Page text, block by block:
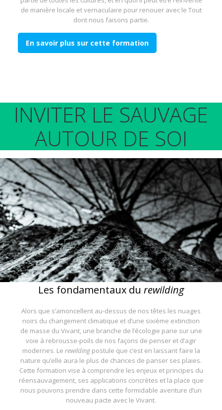
de manière locale et vernaculaire pour renouer avec le Tout
dont nous faisons partie.
En savoir plus sur cette formation
INVITER LE SAUVAGE
AUTOUR DE SOI
Les fondamentaux du rewilding
Alors que s’amoncellent au-dessus de nos têtes les nuages
noirs du changement climatique et d’une sixième extinction
de masse du Vivant, une branche de l’écologie parie sur une
voie à rebrousse-poils de nos façons de penser et d’agir
modernes. Le rewilding postule que c’est en laissant faire la
nature qu’elle aura le plus de chances de panser ses plaies.
Cette formation vise à comprendre les enjeux et principes du
réensauvagement, ses applications concrètes et la place que
nous pouvons prendre dans cette formidable aventure d’un
nouveau pacte avec le Vivant.